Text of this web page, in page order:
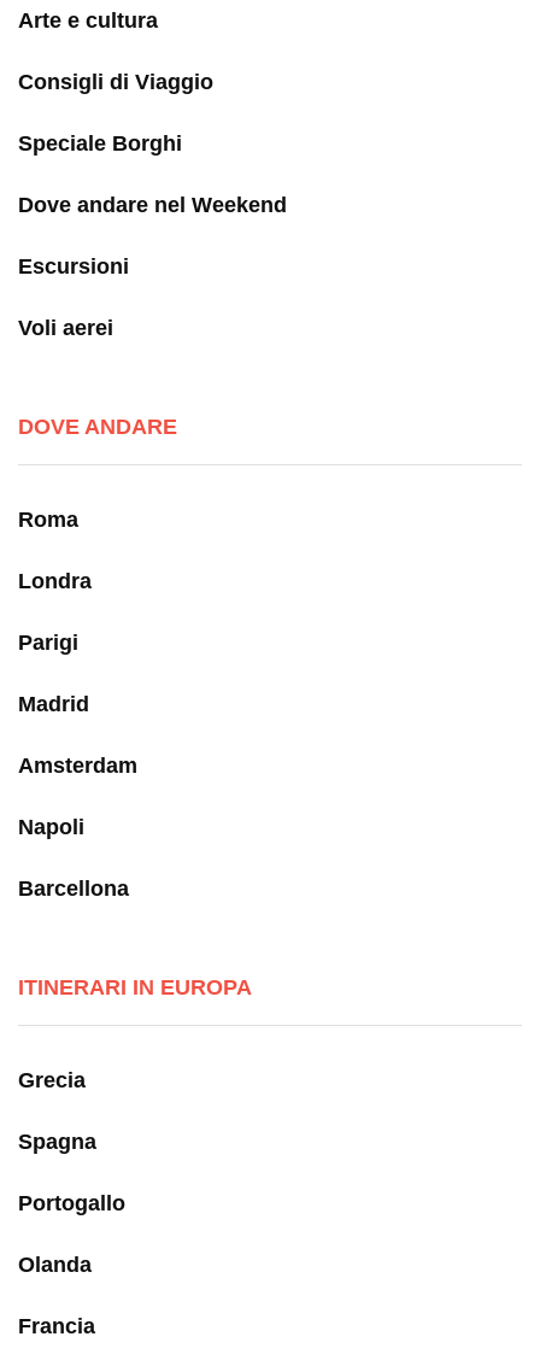
Arte e cultura
Consigli di Viaggio
Speciale Borghi
Dove andare nel Weekend
Escursioni
Voli aerei
DOVE ANDARE
Roma
Londra
Parigi
Madrid
Amsterdam
Napoli
Barcellona
ITINERARI IN EUROPA
Grecia
Spagna
Portogallo
Olanda
Francia